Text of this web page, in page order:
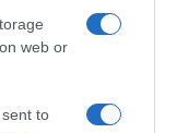
web or
to